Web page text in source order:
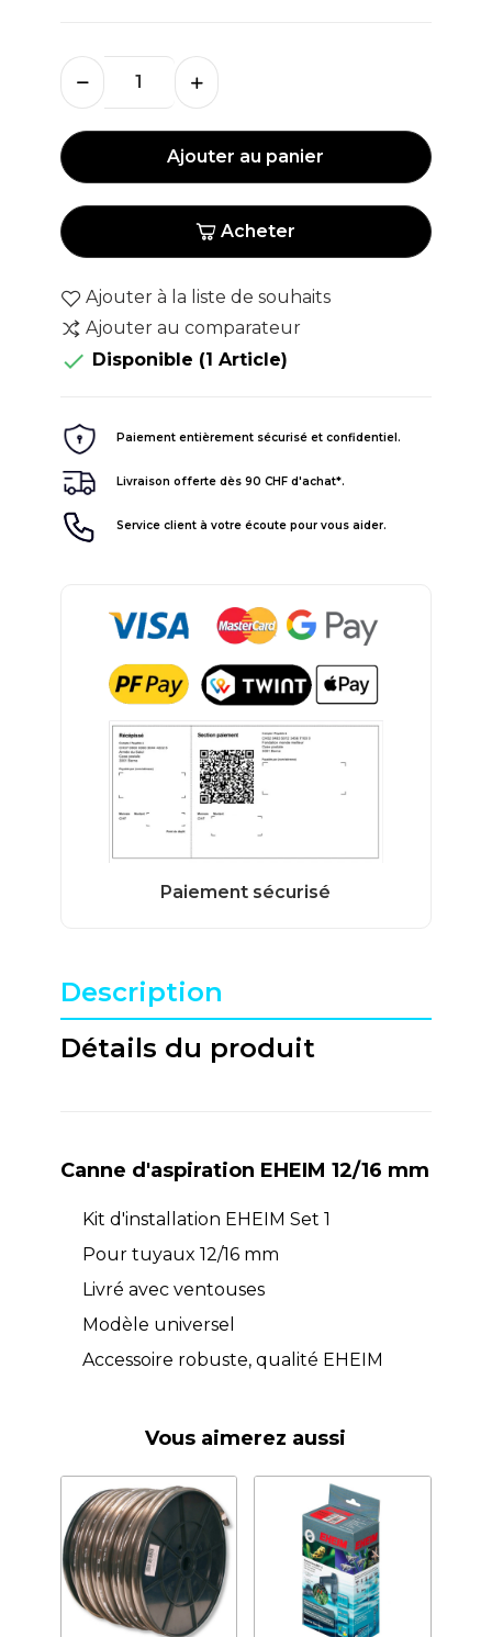
Ajouter au panier
Acheter
Ajouter à la liste de souhaits
Ajouter au comparateur
 Disponible (1 Article)
Paiement entièrement sécurisé et confidentiel.
Livraison offerte dès 90 CHF d'achat*.
Service client à votre écoute pour vous aider.
Description
Détails du produit
Canne d'aspiration EHEIM 12/16 mm
Kit d'installation EHEIM Set 1
Pour tuyaux 12/16 mm
Livré avec ventouses
Modèle universel
Accessoire robuste, qualité EHEIM
Vous aimerez aussi